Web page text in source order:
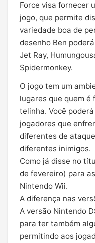
Force visa fornecer
jogo, que permite
variedade boa de
desenho Ben
Jet Ray,
Spidermonkey.
O jogo tem um
lugares que quem é
telinha. Você
jogadores que
diferentes de
diferentes inimigos.
Como já disse no
de fevereiro) para
Nintendo Wii.
A diferença nas
A versão Nintendo
para ter também
permitindo aos